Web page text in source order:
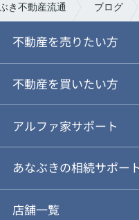
き不動産流通 ブログ
不動産を売りたい方
ご売却ガイド
ご売却の流れ
あなぶきの仲介
あなぶきの買取
不動産を買いたい方
ご購入ガイド
物件を探す
購入の流れ
アルファ家サポート
あなぶきの相続サポー
店舗一覧